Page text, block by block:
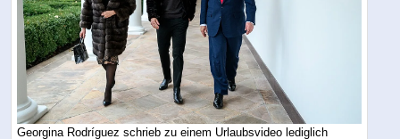
Georgina Rodríguez schrieb zu einem Urlaubsvideo lediglich